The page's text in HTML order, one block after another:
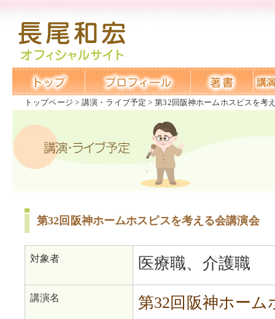
トップページ 講演・ライブ予定 第32回阪神ホームホスピスを考
第32回阪神ホームホスピスを考える会講演会
対象者 医療職、介護職
講演名
第32回阪神ホー